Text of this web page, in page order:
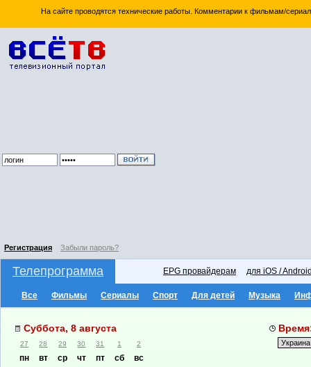
На сайте проводятся технические работы. Комментарии к фильмам/
Регистрация Забыли пароль?
Телепрограмма EPG провайдерам для iOS /
Все Фильмы Сериалы Спорт Для детей Музыка
Суббота, 8 августа
27 28 29 30 31 1 2
пн вт ср чт пт сб вс